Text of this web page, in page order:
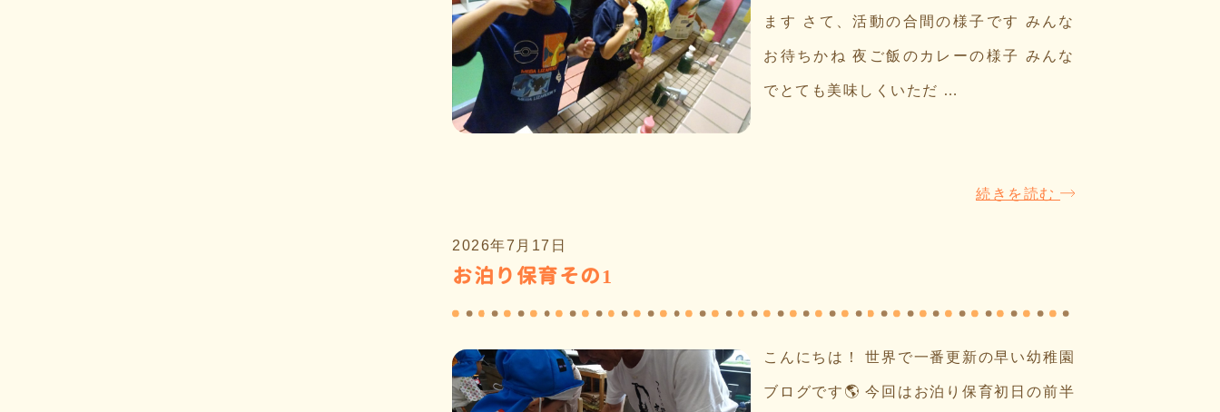
ます さて、活動の合間の様子です みんな
お待ちかね 夜ご飯のカレーの様子 みんな
でとても美味しくいただ …
続きを読む
2026年7月17日
お泊り保育その1
こんにちは！ 世界で一番更新の早い幼稚園
ブログです🌎 今回はお泊り保育初日の前半